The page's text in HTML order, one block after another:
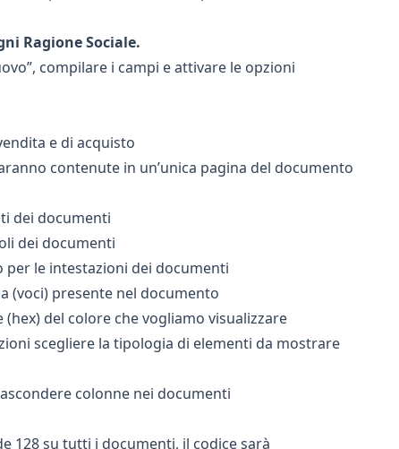
Ragione Sociale.
compilare i campi e attivare le opzioni
e di acquisto
contenute in un’unica pagina del documento
dei documenti
dei documenti
le intestazioni dei documenti
(voci) presente nel documento
(hex) del colore che vogliamo visualizzare
scegliere la tipologia di elementi da mostrare
colonne nei documenti
128 su tutti i documenti, il codice sarà